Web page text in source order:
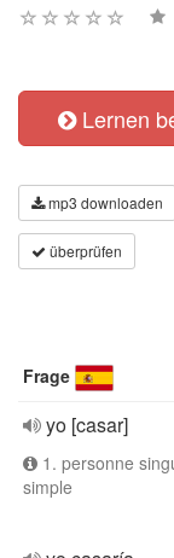
Lernen
mp3 downloaden
überprüfen
Frage
yo [casar]
1. personne
simple